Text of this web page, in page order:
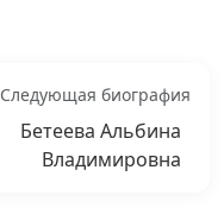
Следующая биография
Бетеева Альбина
Владимировна